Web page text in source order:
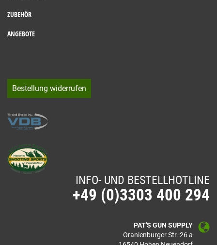
ZUBEHÖR
ANGEBOTE
Bestellung widerrufen
INFO- UND BESTELLHOTLINE
+49 (0)3303 400 294
PAT'S GUN SUPPLY
Oranienburger Str. 26 a